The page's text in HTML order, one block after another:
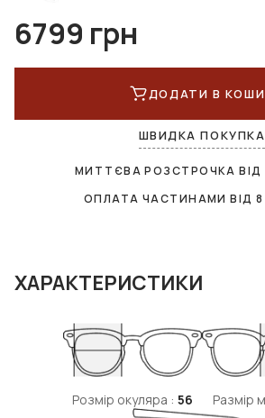
6799 грн
ДОДАТИ В
ШВИДКА ПОКУПКА
МИТТЄВА РОЗСТРОЧКА ВІД
ОПЛАТА ЧАСТИНАМИ ВІД
ХАРАКТЕРИСТИКИ
Розмір окуляра : 56 Размір